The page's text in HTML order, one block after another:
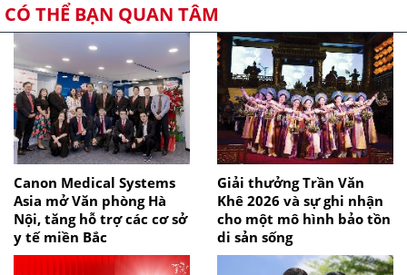
CÓ THỂ BẠN QUAN TÂM
Canon Medical Systems
Asia mở Văn phòng Hà
Nội, tăng hỗ trợ các cơ sở
y tế miền Bắc
Giải thưởng Trần Văn
Khê 2026 và sự ghi nhận
cho một mô hình bảo tồn
di sản sống